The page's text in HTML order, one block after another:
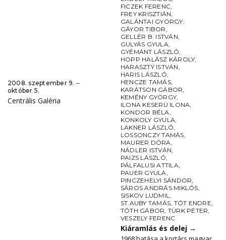
2008. szeptember 9. ‒
október 5.
Centrális Galéria
FICZEK FERENC,
FREY KRISZTIÁN,
GALÁNTAI GYÖRGY,
GÁYOR TIBOR,
GELLÉR B. ISTVÁN,
GULYÁS GYULA,
GYÉMÁNT LÁSZLÓ,
HOPP HALÁSZ KÁROLY,
HARASZTŸ ISTVÁN,
HARIS LÁSZLÓ,
HENCZE TAMÁS,
KARÁTSON GÁBOR,
KEMÉNY GYÖRGY,
ILONA KESERÜ ILONA,
KONDOR BÉLA,
KONKOLY GYULA,
LAKNER LÁSZLÓ,
LOSSONCZY TAMÁS,
MAURER DÓRA,
NÁDLER ISTVÁN,
PAIZS LÁSZLÓ,
PÁLFALUSI ATTILA,
PAUER GYULA,
PINCZEHELYI SÁNDOR,
SÁROS ANDRÁS MIKLÓS,
SISKOV LUDMIL,
ST.AUBY TAMÁS, TÓT ENDRE,
TÓTH GÁBOR, TÜRK PÉTER,
VESZELY FERENC
Kiáramlás és delej →